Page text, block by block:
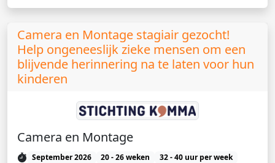
Camera en Montage stagiair gezocht!
Help ongeneeslijk zieke mensen om een
blijvende herinnering na te laten voor hun
kinderen
Camera en Montage
September 2026 20 - 26 weken
32 - 40 uur per week